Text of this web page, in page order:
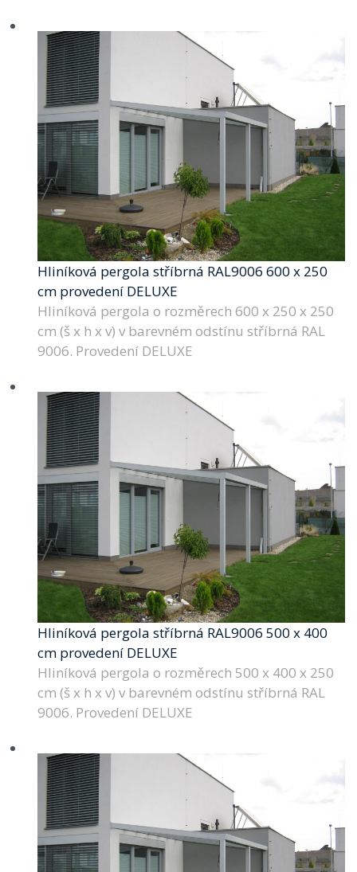
Hliníková pergola stříbrná RAL9006 600 x 250
cm provedení DELUXE
Hliníková pergola o rozměrech 600 x 250 x 250
cm (š x h x v) v barevném odstínu stříbrná RAL
9006. Provedení DELUXE
Hliníková pergola stříbrná RAL9006 500 x 400
cm provedení DELUXE
Hliníková pergola o rozměrech 500 x 400 x 250
cm (š x h x v) v barevném odstínu stříbrná RAL
9006. Provedení DELUXE